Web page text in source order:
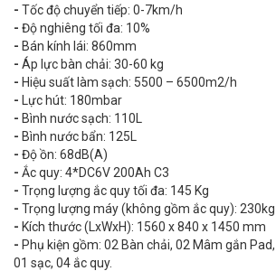
- Tốc độ chuyển tiếp: 0-7km/h
- Độ nghiêng tối đa: 10%
- Bán kính lái: 860mm
- Áp lực bàn chải: 30-60 kg
- Hiệu suất làm sạch: 5500 – 6500m2/h
-
Lực hút: 180mbar
- Bình nước sạch: 110L
- Bình nước bẩn: 125L
- Độ ồn: 68dB(A)
- Ắc quy: 4*DC6V 200Ah C3
- Trọng lượng ắc quy tối đa: 145 Kg
- Trọng lượng máy (không gồm ắc quy): 230kg
- Kích thước (LxWxH): 1560 x 840 x 1450 mm
- Phụ kiện gồm: 02 Bàn chải, 02 Mâm gắn
01 sạc, 04 ắc quy.